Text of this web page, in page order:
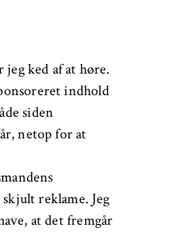
ked af at høre.
indhold
siden
netop for at
reklame. Jeg
at det fremgår